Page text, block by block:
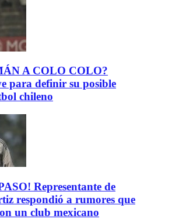
A COLO COLO?
para definir su posible
chileno
Representante de
respondió a rumores que
un club mexicano